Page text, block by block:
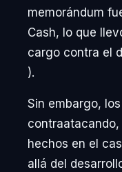
memorándum
Cash, lo que
cargo contra el
).
Sin embargo,
hechos en el
allá del